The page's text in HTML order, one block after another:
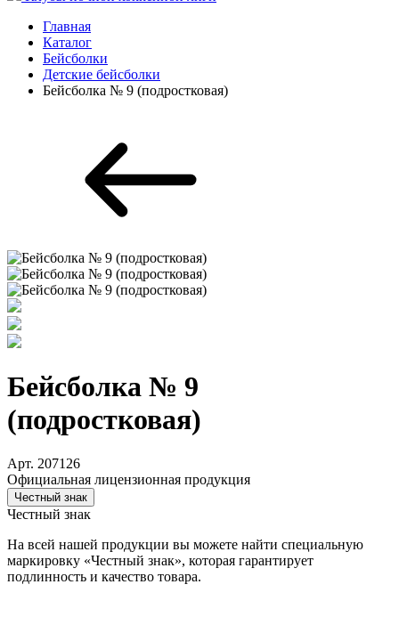
Главная
Каталог
Бейсболки
Детские бейсболки
Бейсболка № 9 (подростковая)
Бейсболка № 9
(подростковая)
Арт. 207126
Официальная лицензионная продукция
Честный знак
Честный знак
На всей нашей продукции вы можете найти специальную
маркировку «Честный знак», которая гарантирует
подлинность и качество товара.